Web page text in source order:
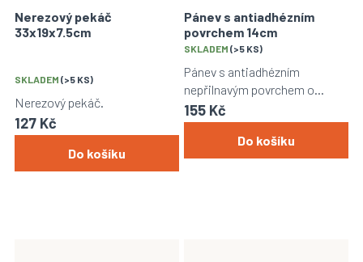
Nerezový pekáč
33x19x7.5cm
SKLADEM (>5 KS)
127 Kč
Do košíku
Nerezový pekáč.
Pánev s antiadhézním
povrchem 14cm
Průměrné
hodnocení
produktu
je
5,0
z
hvězdiček.
SKLADEM (>5 KS)
155 Kč
Do košíku
Pánev s antiadhézním
nepřilnavým povrchem o
průměru 14cm.